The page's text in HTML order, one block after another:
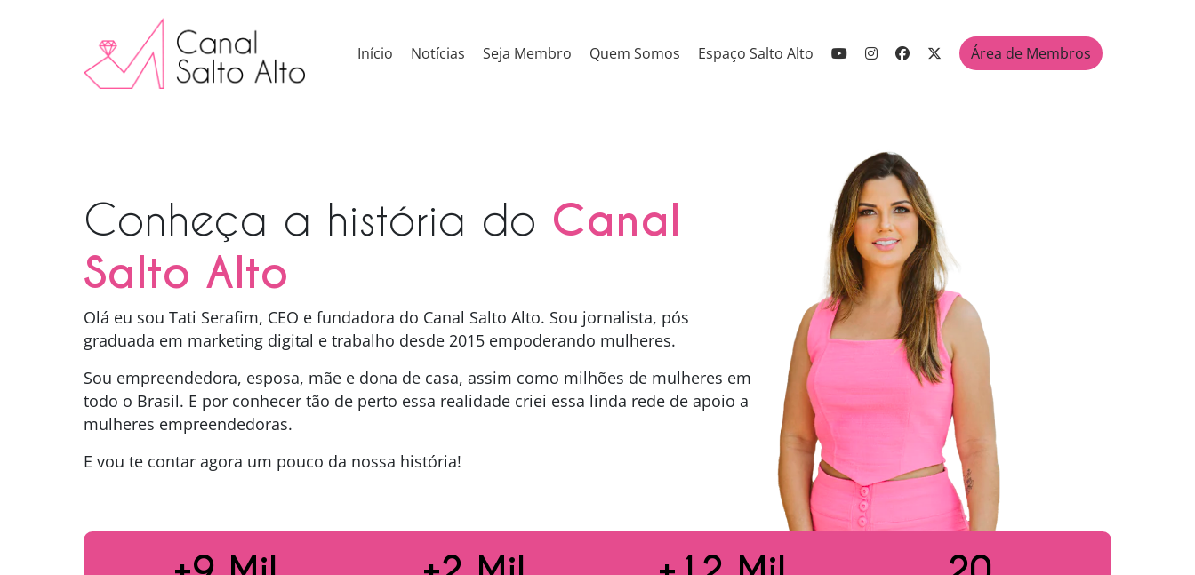
Início Notícias Seja Membro Quem Somos Espaço Salto Alto Área de Membros
Conheça a história do Canal
Salto Alto
Olá eu sou Tati Serafim, CEO e fundadora do Canal Salto Alto. Sou jornalista, pós
graduada em marketing digital e trabalho desde 2015 empoderando mulheres.
Sou empreendedora, esposa, mãe e dona de casa, assim como milhões de mulheres em
todo o Brasil. E por conhecer tão de perto essa realidade criei essa linda rede de apoio a
mulheres empreendedoras.
E vou te contar agora um pouco da nossa história!